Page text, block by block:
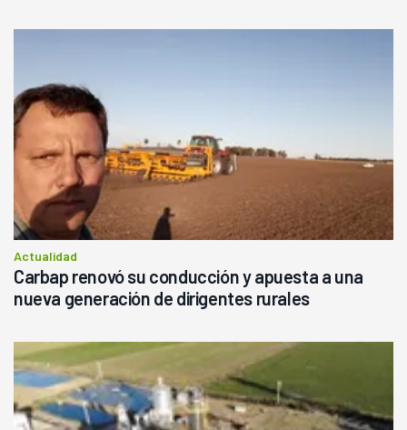
Actualidad
Carbap renovó su conducción y apuesta a una
nueva generación de dirigentes rurales